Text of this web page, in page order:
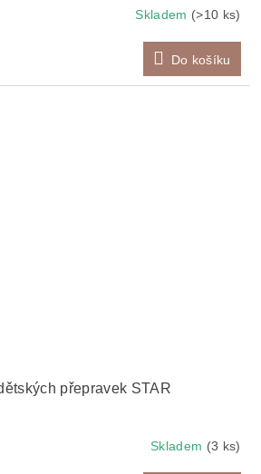
Skladem (>10 ks)
Do košíku
přepravek STAR
Skladem (3 ks)